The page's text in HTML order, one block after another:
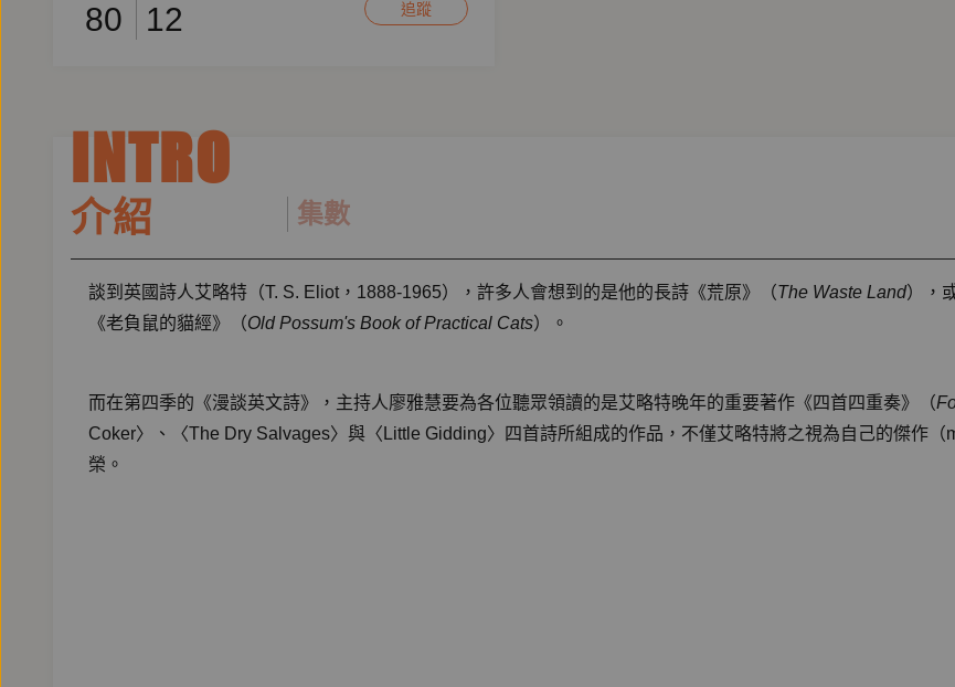
80 12 追蹤
INTRO
介紹 集數
談到英國詩人艾略特（T. S. Eliot，1888-1965），許多人會想到的是他的長詩《荒原》（The Waste Land），
《老負鼠的貓經》（Old Possum's Book of Practical Cats）。
而在第四季的《漫談英文詩》，主持人廖雅慧要為各位聽眾領讀的是艾略特晚年的重要著作《四首四重奏》（
Coker〉、〈The Dry Salvages〉與〈Little Gidding〉四首詩所組成的作品，不僅艾略特將之視為自己的傑作
榮。